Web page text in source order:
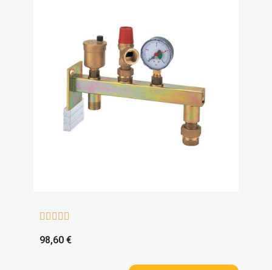
    
98,60 €